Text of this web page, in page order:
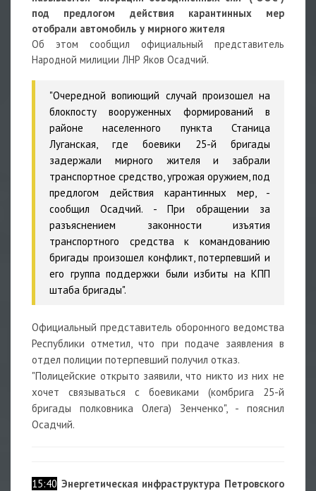
под предлогом действия карантинных мер
отобрали автомобиль у мирного жителя
Об этом сообщил официальный представитель
Народной милиции ЛНР Яков Осадчий.
"Очередной вопиющий случай произошел на
блокпосту вооруженных формирований в
районе населенного пункта Станица
Луганская, где боевики 25-й бригады
задержали мирного жителя и забрали
транспортное средство, угрожая оружием, под
предлогом действия карантинных мер, -
сообщил Осадчий. - При обращении за
разъяснением законности изъятия
транспортного средства к командованию
бригады произошел конфликт, потерпевший и
его группа поддержки были избиты на КПП
штаба бригады".
Официальный представитель оборонного ведомства
Республики отметил, что при подаче заявления в
отдел полиции потерпевший получил отказ.
"Полицейские открыто заявили, что никто из них не
хочет связываться с боевиками (комбрига 25-й
бригады полковника Олега) Зенченко", - пояснил
Осадчий.
15:40 Энергетическая инфраструктура Петровского